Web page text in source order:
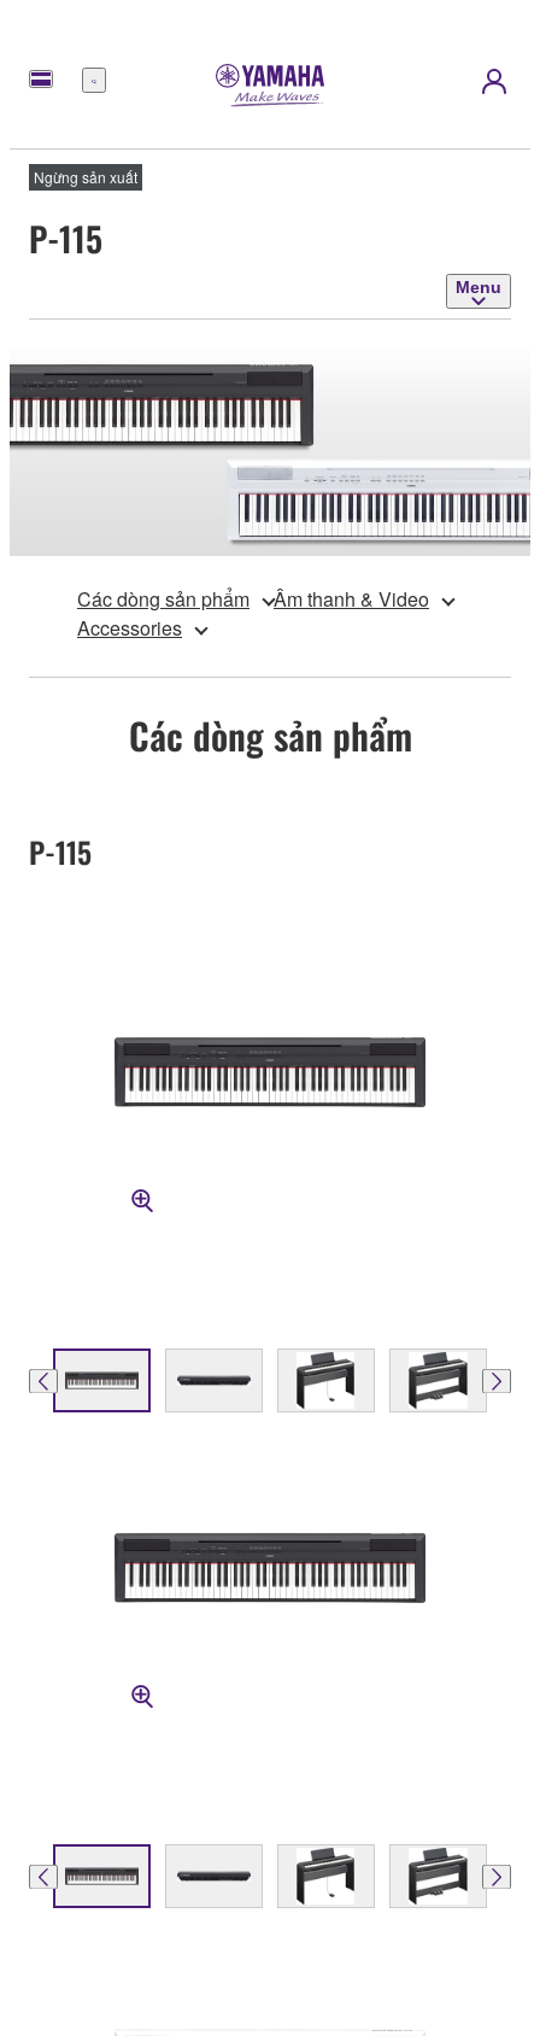
Menu
Ngừng sản xuất
P-115
Menu
Các dòng sản phẩm
Âm thanh & Video
Accessories
Các dòng sản phẩm
P-115